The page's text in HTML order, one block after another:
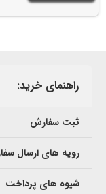
راهنمای خرید:
ثبت سفارش
رویه های ارسال
شیوه های پرداخت